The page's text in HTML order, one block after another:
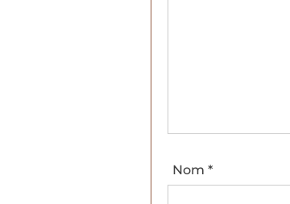
Nom *